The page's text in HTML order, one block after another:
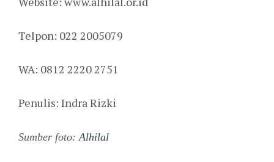
Telpon: 022 2005079
WA: 0812 2220 2751
Penulis: Indra Rizki
Sumber foto: Alhilal